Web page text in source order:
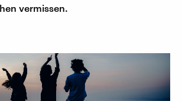
vermissen.